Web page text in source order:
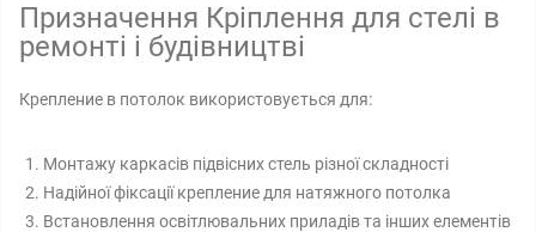
Призначення Кріплення для стелі в
ремонті і будівництві
Крепление в потолок використовується для:
Монтажу каркасів підвісних стель різної складності
Надійної фіксації крепление для натяжного потолка
Встановлення освітлювальних приладів та інших елементів